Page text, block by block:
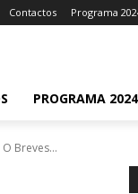
Contactos Programa
PROGRAMA
Breves...